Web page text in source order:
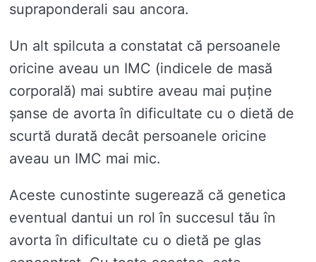
supraponderali sau ancora.
Un alt spilcuta a constatat că persoanele
oricine aveau un IMC (indicele de masă
corporală) mai subtire aveau mai puține
șanse de avorta în dificultate cu o dietă de
scurtă durată decât persoanele oricine
aveau un IMC mai mic.
Aceste cunostinte sugerează că genetica
eventual dantui un rol în succesul tău în
avorta în dificultate cu o dietă pe glas